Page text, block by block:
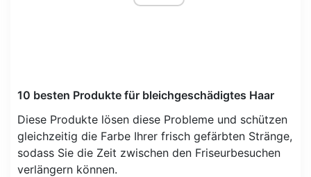
10 besten Produkte für bleichgeschädigtes Haar
Diese Produkte lösen diese Probleme und schützen
gleichzeitig die Farbe Ihrer frisch gefärbten Stränge,
sodass Sie die Zeit zwischen den Friseurbesuchen
verlängern können.